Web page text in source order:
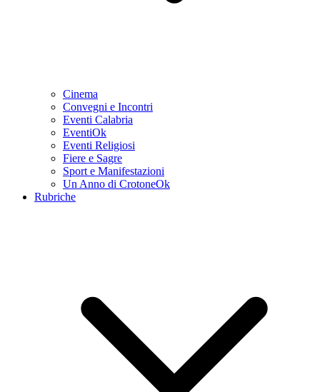
Cinema
Convegni e Incontri
Eventi Calabria
EventiOk
Eventi Religiosi
Fiere e Sagre
Sport e Manifestazioni
Un Anno di CrotoneOk
Rubriche